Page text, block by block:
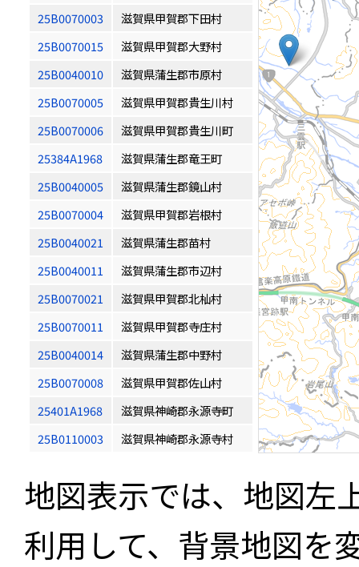
25B0070003
滋賀県甲賀郡下田村
25B0070015
滋賀県甲賀郡大野村
25B0040010
滋賀県蒲生郡市原村
25B0070005
滋賀県甲賀郡貴生川村
25B0070006
滋賀県甲賀郡貴生川町
25384A1968
滋賀県蒲生郡竜王町
25B0040005
滋賀県蒲生郡鏡山村
25B0070004
滋賀県甲賀郡岩根村
25B0040021
滋賀県蒲生郡苗村
25B0040011
滋賀県蒲生郡市辺村
25B0070021
滋賀県甲賀郡北杣村
25B0070011
滋賀県甲賀郡寺庄村
25B0040014
滋賀県蒲生郡中野村
25B0070008
滋賀県甲賀郡佐山村
25401A1968
滋賀県神崎郡永源寺町
25B0110003
滋賀県神崎郡永源寺村
地図表示では、地図左
利用して、背景地図を